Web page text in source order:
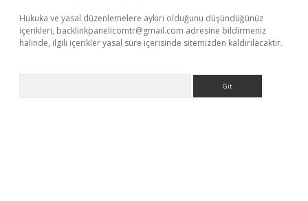
Hukuka ve yasal düzenlemelere aykırı olduğunu düşündüğünüz
içerikleri, backlinkpanelicomtr@gmail.com adresine bildirmeniz
halinde, ilgili içerikler yasal süre içerisinde sitemizden kaldırılacaktır.